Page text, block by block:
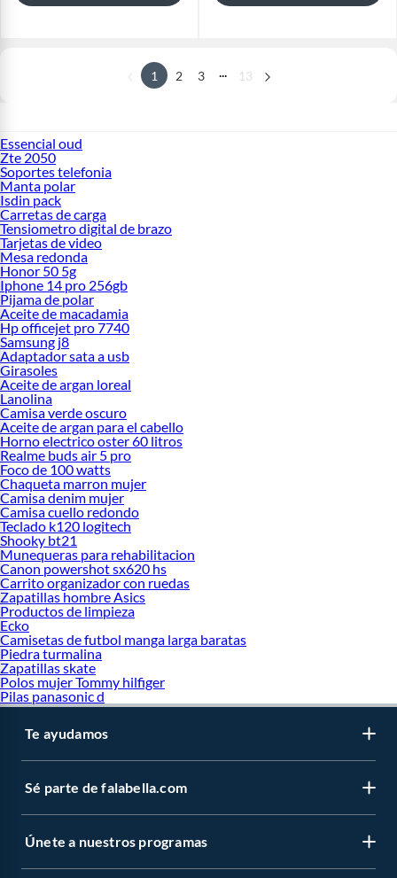
1 2 3 13
Essencial oud
Zte 2050
Soportes telefonia
Manta polar
Isdin pack
Carretas de carga
Tensiometro digital de brazo
Tarjetas de video
Mesa redonda
Honor 50 5g
Iphone 14 pro 256gb
Pijama de polar
Aceite de macadamia
Hp officejet pro 7740
Samsung j8
Adaptador sata a usb
Girasoles
Aceite de argan loreal
Lanolina
Camisa verde oscuro
Aceite de argan para el cabello
Horno electrico oster 60 litros
Realme buds air 5 pro
Foco de 100 watts
Chaqueta marron mujer
Camisa denim mujer
Camisa cuello redondo
Teclado k120 logitech
Shooky bt21
Munequeras para rehabilitacion
Canon powershot sx620 hs
Carrito organizador con ruedas
Zapatillas hombre Asics
Productos de limpieza
Ecko
Camisetas de futbol manga larga baratas
Piedra turmalina
Zapatillas skate
Polos mujer Tommy hilfiger
Pilas panasonic d
Te ayudamos
Sé parte de falabella.com
Únete a nuestros programas